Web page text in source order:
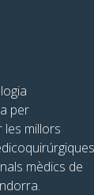
per
millors
mèdics de